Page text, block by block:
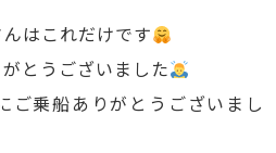
はこれだけです
とうございました
ご乗船ありがとうございまし